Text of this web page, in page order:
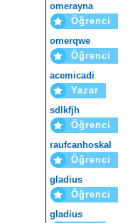
omerayna
Öğrenci
omerqwe
Öğrenci
acemicadi
Yazar
sdlkfjh
Öğrenci
raufcanhoskal
Öğrenci
gladius
Öğrenci
gladius